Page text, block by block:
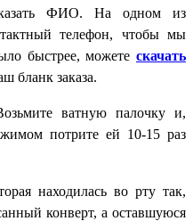
ФИО. На одном из
телефон, чтобы мы
быстрее, можете скачать
бланк заказа.
ватную палочку и,
потрите ей 10-15 раз
находилась во рту так,
конверт, а оставшуюся